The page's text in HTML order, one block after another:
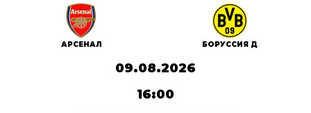
АРСЕНАЛ БОРУССИЯ Д
09.08.2026
16:00